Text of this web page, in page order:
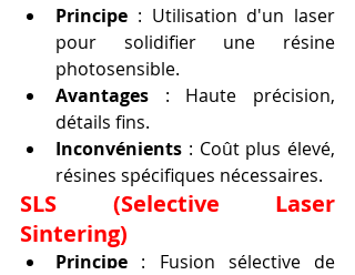
Principe : Utilisation d'un laser
pour solidifier une résine
photosensible.
Avantages : Haute précision,
détails fins.
Inconvénients : Coût plus élevé,
résines spécifiques nécessaires.
SLS (Selective Laser
Sintering)
Principe : Fusion sélective de